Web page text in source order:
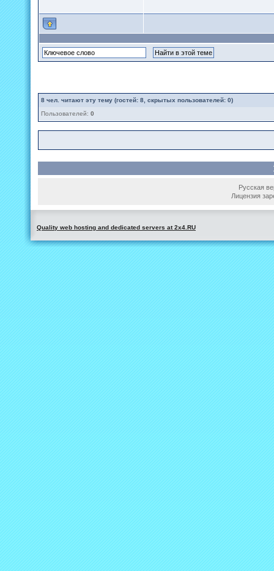
8 чел. читают эту тему (гостей: 8, скрытых пользователей: 0)
Пользователей: 0
Русская
Лицензия
Quality web hosting and dedicated servers at 2x4.RU